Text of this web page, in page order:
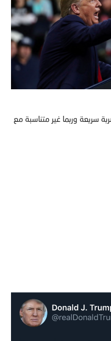
سريعة وربما غير متناسبة مع